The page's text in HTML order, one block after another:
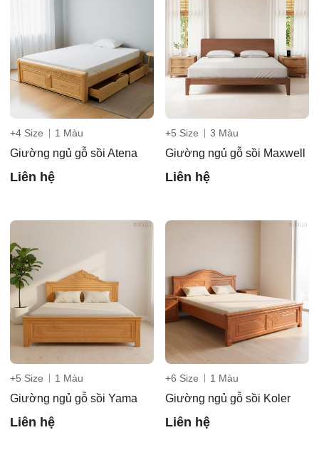
+4 Size 1 Màu
Giường ngủ gỗ sồi Atena
Liên hệ
+5 Size 3 Màu
Giường ngủ gỗ sồi Maxwell
Liên hệ
+5 Size 1 Màu
Giường ngủ gỗ sồi Yama
Liên hệ
+6 Size 1 Màu
Giường ngủ gỗ sồi Koler
Liên hệ